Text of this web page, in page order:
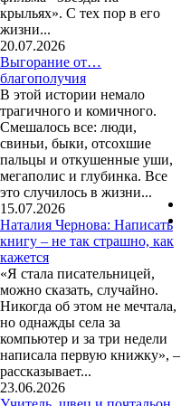
крыльях». С тех пор в его
жизни...
20.07.2026
Выгорание от…
благополучия
В этой истории немало
трагичного и комичного.
Смешалось все: люди,
свиньи, быки, отсохшие
пальцы и откушенные уши,
мегаполис и глубинка. Все
это случилось в жизни...
15.07.2026
Наталия Чернова: Написать
книгу – не так страшно, как
кажется
«Я стала писательницей,
можно сказать, случайно.
Никогда об этом не мечтала,
но однажды села за
компьютер и за три недели
написала первую книжку», –
рассказывает...
23.06.2026